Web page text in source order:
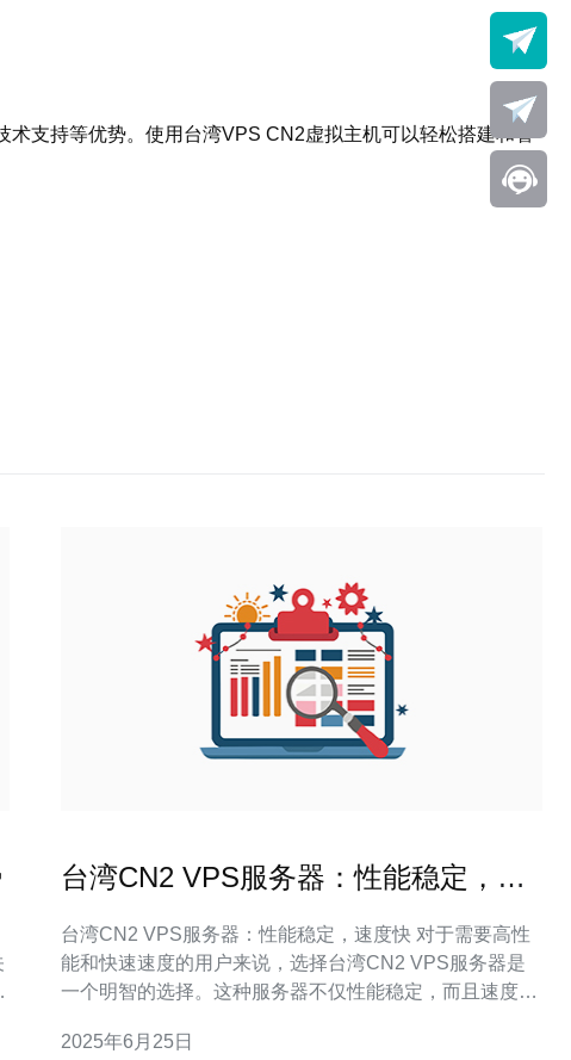
支持等优势。使用台湾VPS CN2虚拟主机可以轻松搭建和管
台湾CN2 VPS服务器：性能稳定，速
台湾CN2 VPS服务器：性能稳定，速度快 对于需要高性
能和快速速度的用户来说，选择台湾CN2 VPS服务器是
一个明智的选择。这种服务器不仅性能稳定，而且速度
有稳定的性能，能够保证用户在使用过程中不会遇到卡顿
2025年6月25日